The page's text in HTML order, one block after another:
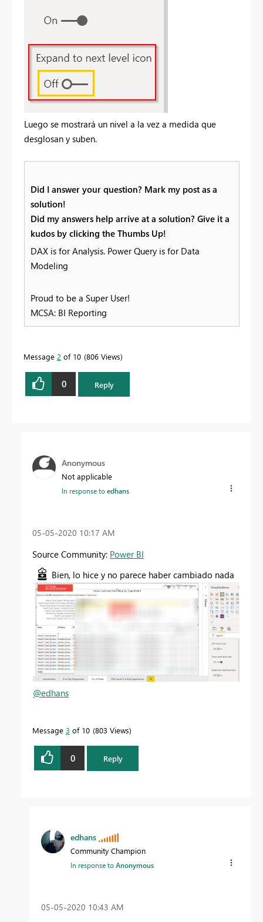
Luego se mostrará un nivel a la vez a medida que
desglosan y suben.
Did I answer your question? Mark my post as a
solution!
Did my answers help arrive at a solution? Give it a
kudos by clicking the Thumbs Up!
DAX is for Analysis. Power Query is for Data
Modeling
Proud to be a Super User!
MCSA: BI Reporting
Message 2 of 10 806 Views
0 Reply
Anonymous
Not applicable
In response toedhans
‎05-05-2020 10:17 AM
Source Community: Power BI
Bien, lo hice y no parece haber cambiado nada
@edhans
Message 3 of 10 803 Views
0 Reply
edhans
Community Champion
In response toAnonymous
‎05-05-2020 10:43 AM